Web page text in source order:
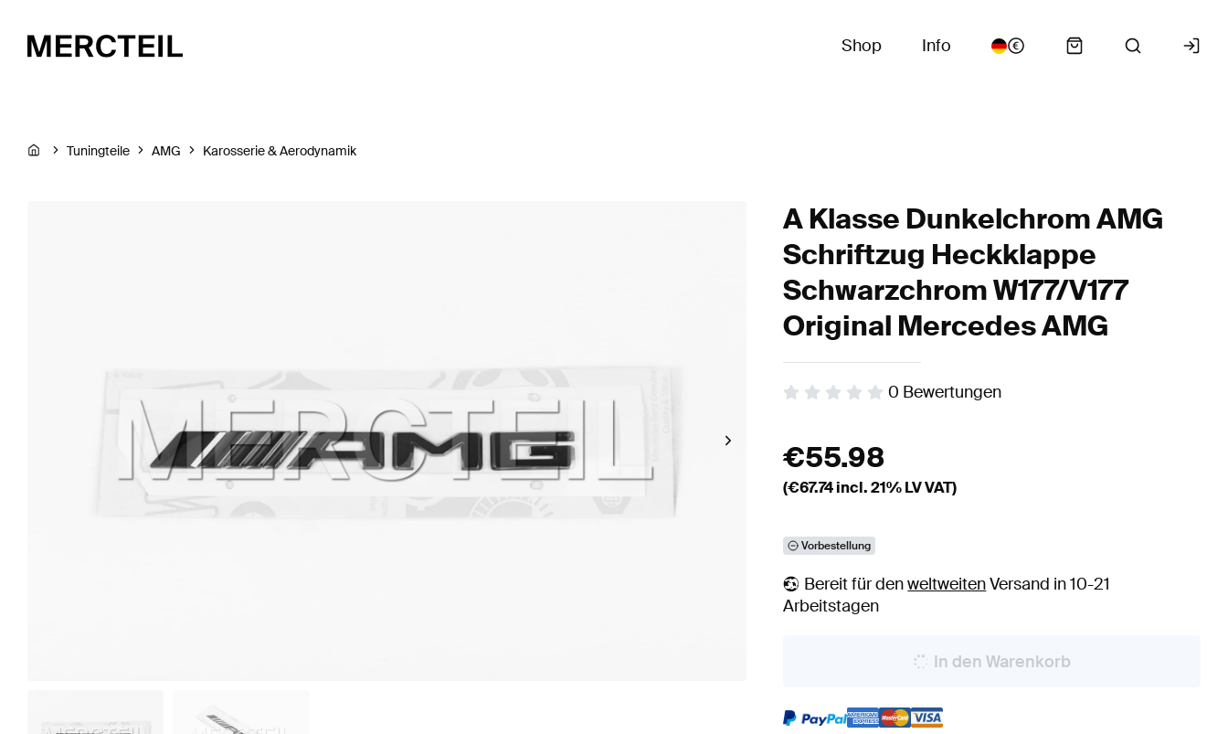
Shop Info
Tuningteile AMG Karosserie & Aerodynamik
A Klasse Dunkelchrom AMG
Schriftzug Heckklappe
Schwarzchrom W177/V177
Original Mercedes AMG
0 Bewertungen
€55.98
(€67.74incl. 21% LV VAT)
Vorbestellung
Bereit für denweltweitenVersand in 10-21
Arbeitstagen
In den Warenkorb